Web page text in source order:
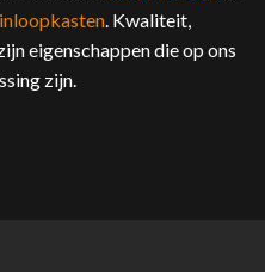
inloopkasten. Kwaliteit,
eigenschappen die op ons
zijn.